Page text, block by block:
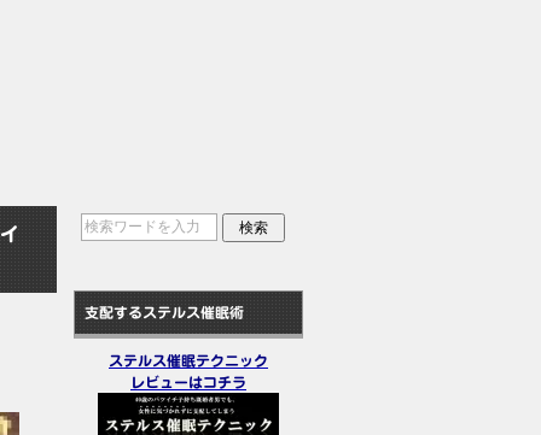
支配するステルス催眠術
ステルス催眠テクニック
レビューはコチラ